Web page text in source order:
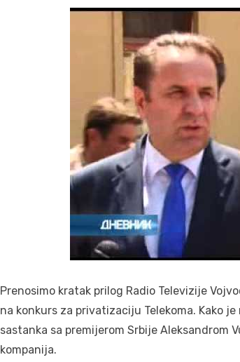
Prenosimo kratak prilog Radio Televizije
na konkurs za privatizaciju Telekoma. Kako
sastanka sa premijerom Srbije Aleksandrom
kompanija.